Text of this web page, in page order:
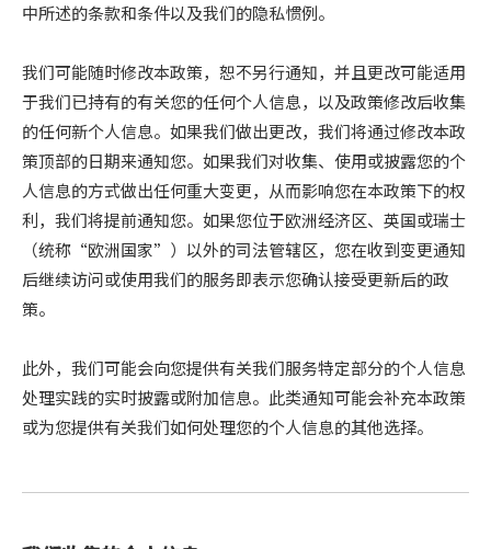
中所述的条款和条件以及我们的隐私惯例。
我们可能随时修改本政策，恕不另行通知，并且更改可能适用
于我们已持有的有关您的任何个人信息，以及政策修改后收集
的任何新个人信息。如果我们做出更改，我们将通过修改本政
策顶部的日期来通知您。如果我们对收集、使用或披露您的个
人信息的方式做出任何重大变更，从而影响您在本政策下的权
利，我们将提前通知您。如果您位于欧洲经济区、英国或瑞士
（统称“欧洲国家”）以外的司法管辖区，您在收到变更通知
后继续访问或使用我们的服务即表示您确认接受更新后的政
策。
此外，我们可能会向您提供有关我们服务特定部分的个人信息
处理实践的实时披露或附加信息。此类通知可能会补充本政策
或为您提供有关我们如何处理您的个人信息的其他选择。